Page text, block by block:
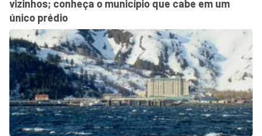
vizinhos; conheça o município que cabe em um
único prédio